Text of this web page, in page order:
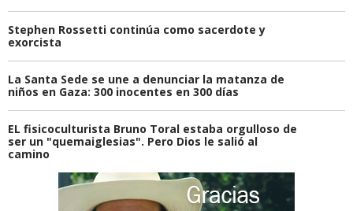
Stephen Rossetti continúa como sacerdote y
exorcista
La Santa Sede se une a denunciar la matanza de
niños en Gaza: 300 inocentes en 300 días
EL fisicoculturista Bruno Toral estaba orgulloso de
ser un "quemaiglesias". Pero Dios le salió al
camino